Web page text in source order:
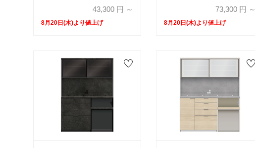
ズ（44.5cm・50cm）全4色
43,300円 ～
8月20日(木)より値上げ
イズ（44.5cm・50cm）全4色
73,300円 ～
8月20日(木)より値上げ